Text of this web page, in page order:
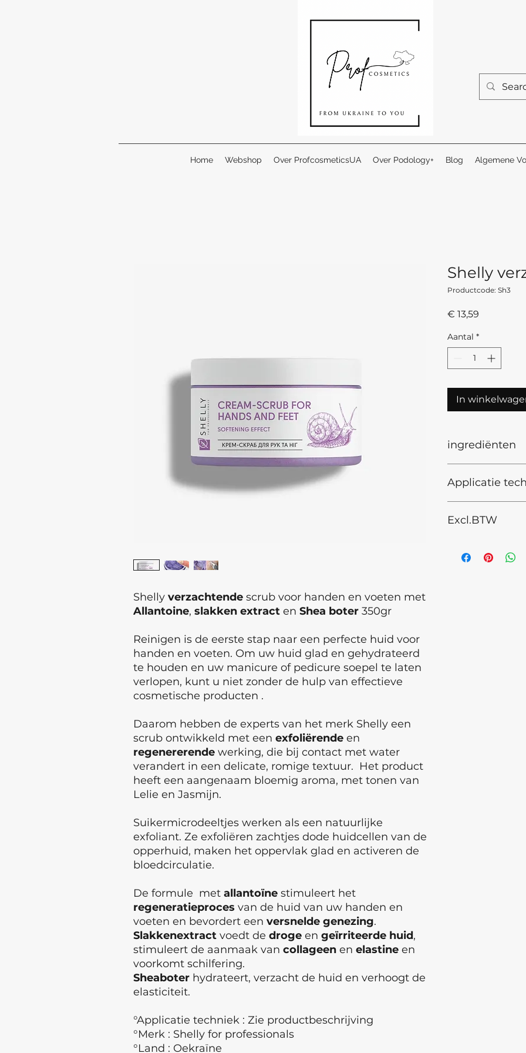
Home Webshop Over ProfcosmeticsUA Over Podology+ Blog Algemene
Shelly verzachtende scrub voor handen en voeten met
Allantoine, slakken extract en Shea boter 350gr
Reinigen is de eerste stap naar een perfecte huid voor
handen en voeten. Om uw huid glad en gehydrateerd
te houden en uw manicure of pedicure soepel te laten
verlopen, kunt u niet zonder de hulp van effectieve
cosmetische producten .
Daarom hebben de experts van het merk Shelly een
scrub ontwikkeld met een exfoliërende en
regenererende werking, die bij contact met water
verandert in een delicate, romige textuur. Het product
heeft een aangenaam bloemig aroma, met tonen van
Lelie en Jasmijn.
Suikermicrodeeltjes werken als een natuurlijke
exfoliant. Ze exfoliëren zachtjes dode huidcellen van de
opperhuid, maken het oppervlak glad en activeren de
bloedcirculatie.
De formule met allantoïne stimuleert het
regeneratieproces van de huid van uw handen en
voeten en bevordert een versnelde genezing.
Slakkenextract voedt de droge en geïrriteerde huid,
stimuleert de aanmaak van collageen en elastine en
voorkomt schilfering.
Sheaboter hydrateert, verzacht de huid en verhoogt de
elasticiteit.
°Applicatie techniek : Zie productbeschrijving
°Merk : Shelly for professionals
°Land : Oekraïne
Shelly
Productcode: Sh3
€ 13,59
Aantal *
In
ingrediënten
Sugar, Glycerin,
Ethylhexylglycerin,
contact met
Applicatie
scrub de huid van
Excl.BTW